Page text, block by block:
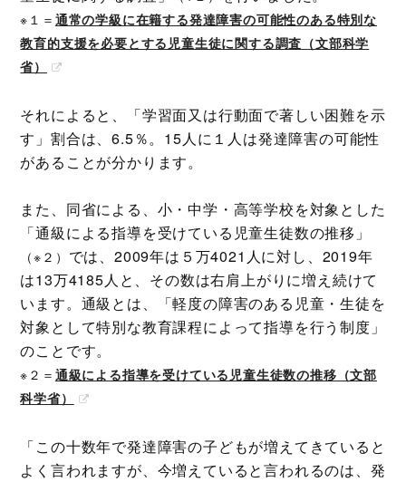
※１＝ 通常の学級に在籍する発達障害の可能性のある特別な
教育的支援を必要とする児童生徒に関する調査（文部科学
省）
それによると、「学習面又は行動面で著しい困難を示
す」割合は、6.5％。15人に１人は発達障害の可能性
があることが分かります。
また、同省による、小・中学・高等学校を対象とした
「通級による指導を受けている児童生徒数の推移」
（※２） では、2009年は５万4021人に対し、2019年
は13万4185人と、その数は右肩上がりに増え続けて
います。通級とは、「軽度の障害のある児童・生徒を
対象として特別な教育課程によって指導を行う制度」
のことです。
※２＝ 通級による指導を受けている児童生徒数の推移（文部
科学省）
「この十数年で発達障害の子どもが増えてきていると
よく言われますが、今増えていると言われるのは、発